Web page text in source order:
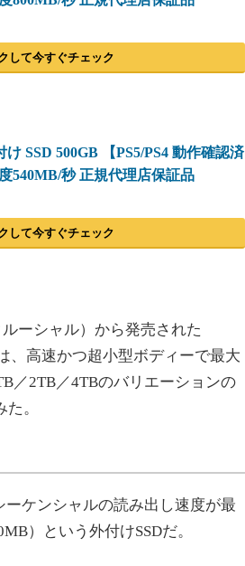
して今すぐチェック
SSD 500GB 【PS5/PS4 動作確認済
540MB/秒 正規代理店保証品
して今すぐチェック
ーシャル）から発売された
、高速かつ超小型ボディーで最大
／2TB／4TBのバリエーションの
。
ケンシャルの読み出し速度が最
）という外付けSSDだ。